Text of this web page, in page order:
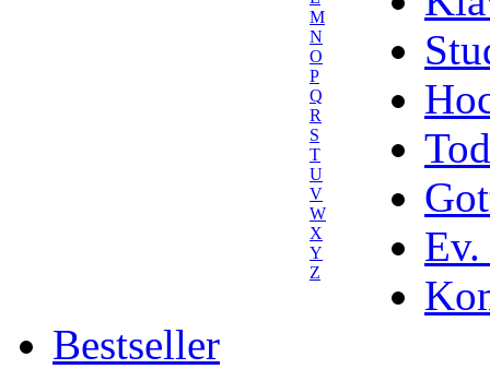
M
N
O
P
Q
R
S
T
U
V
W
X
Y
Z
Ev.
Bestseller